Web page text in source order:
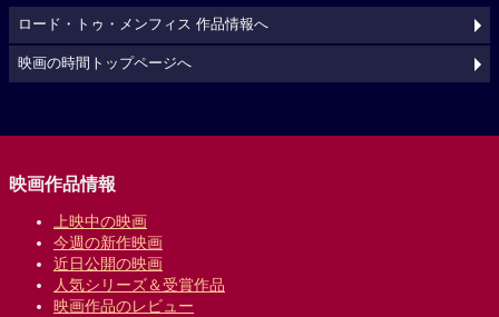
ロード・トゥ・メンフィス 作品情報へ
映画の時間トップページへ
映画作品情報
上映中の映画
今週の新作映画
近日公開の映画
人気シリーズ＆受賞作品
映画作品のレビュー